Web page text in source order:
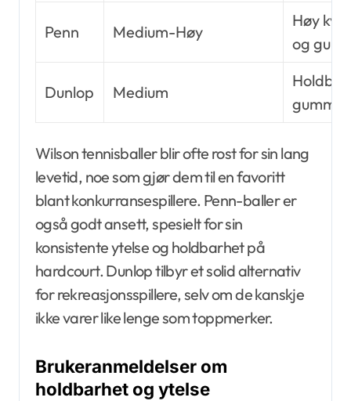
Penn Medium-Høy
Høy
og
Dunlop Medium
Wilson tennisballer blir ofte rost for sin lang
levetid, noe som gjør dem til en favoritt
blant konkurransespillere. Penn-baller er
også godt ansett, spesielt for sin
konsistente ytelse og holdbarhet på
hardcourt. Dunlop tilbyr et solid alternativ
for rekreasjonsspillere, selv om de kanskje
ikke varer like lenge som toppmerker.
Brukeranmeldelser om
holdbarhet og ytelse